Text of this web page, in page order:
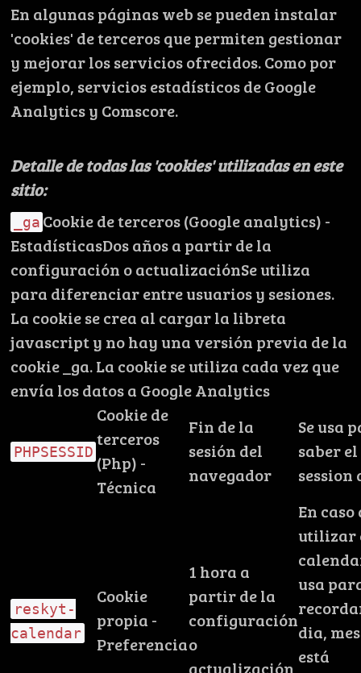
En algunas páginas web se pueden instalar
'cookies' de terceros que permiten gestionar
y mejorar los servicios ofrecidos. Como por
ejemplo, servicios estadísticos de Google
Analytics y Comscore.
Detalle de todas las 'cookies' utilizadas en este
sitio:
_ga Cookie de terceros (Google analytics) -
EstadísticasDos años a partir de la
configuración o actualizaciónSe utiliza
para diferenciar entre usuarios y sesiones.
La cookie se crea al cargar la libreta
javascript y no hay una versión previa de la
cookie _ga. La cookie se utiliza cada vez que
envía los datos a Google Analytics
PHPSESSID
Cookie de
terceros
(Php) -
Técnica
Fin de la
sesión del
navegador
Se usa
saber
session
reskyt-
calendar
Cookie
propia -
Preferencia
1 hora a
partir de la
configuración
o
actualización
En caso
utilizar
usa
dia,
está